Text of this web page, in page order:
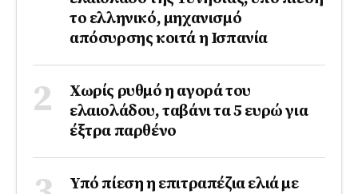
το ελληνικό, μηχανισμό
απόσυρσης κοιτά η Ισπανία
Χωρίς ρυθμό η αγορά του
ελαιολάδου, ταβάνι τα 5 ευρώ για
έξτρα παρθένο
Υπό πίεση η επιτραπέζια ελιά με